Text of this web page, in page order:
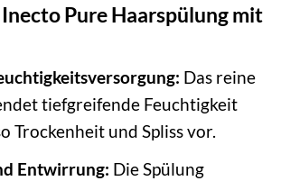
Pure Haarspülung mit
Das reine
tiefgreifende Feuchtigkeit
Trockenheit und Spliss vor.
Entwirrung: Die Spülung